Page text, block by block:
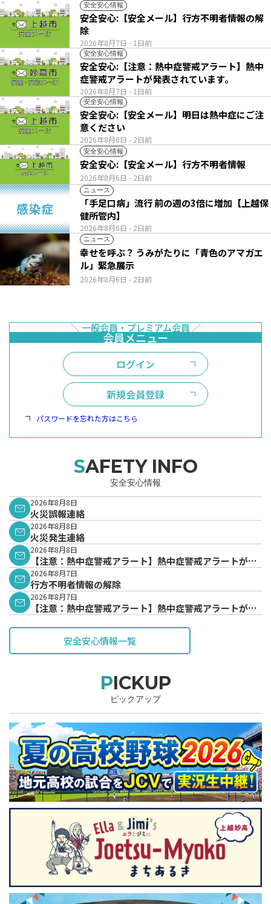
安全安心情報
2026年8月7日 - 1日前
安全安心:【安全メール】行方不明者情報の解
除
安全安心情報
2026年8月7日 - 1日前
安全安心:【注意：熱中症警戒アラート】熱中
症警戒アラートが発表されています。
安全安心情報
2026年8月6日 - 2日前
安全安心:【安全メール】明日は熱中症にご注
意ください
安全安心情報
2026年8月6日 - 2日前
安全安心:【安全メール】行方不明者情報
ニュース
2026年8月6日 - 2日前
「手足口病」流行 前の週の3倍に増加【上越保
健所管内】
ニュース
2026年8月6日 - 2日前
幸せを呼ぶ？ うみがたりに「青色のアマガエ
ル」緊急展示
ログイン
新規会員登録
パスワードを忘れた方はこちら
SAFETY INFO
安全安心情報
2026年8月8日
火災誤報連絡
2026年8月8日
火災発生連絡
2026年8月8日
【注意：熱中症警戒アラート】熱中症警戒アラートが発
表されています。
2026年8月7日
行方不明者情報の解除
2026年8月7日
【注意：熱中症警戒アラート】熱中症警戒アラートが発
安全安心情報一覧
PICKUP
ピックアップ